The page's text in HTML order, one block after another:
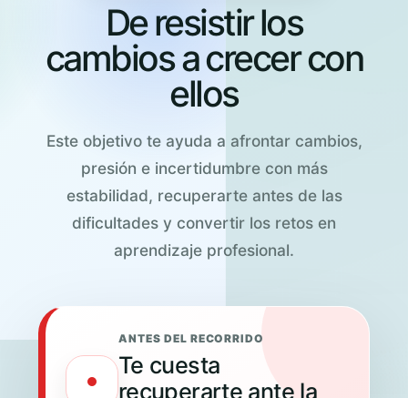
De resistir los
cambios a crecer con
ellos
Este objetivo te ayuda a afrontar cambios,
presión e incertidumbre con más
estabilidad, recuperarte antes de las
dificultades y convertir los retos en
aprendizaje profesional.
ANTES DEL RECORRIDO
Te cuesta
recuperarte ante la